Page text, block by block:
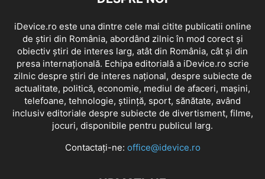
iDevice.ro este una dintre cele mai citite publicatii online
de știri din România, abordând zilnic în mod corect și
obiectiv știri de interes larg, atât din România, cât și din
presa internațională. Echipa editorială a iDevice.ro scrie
zilnic despre știri de interes național, despre subiecte de
actualitate, politică, economie, mediul de afaceri, mașini,
telefoane, tehnologie, știință, sport, sănătate, având
inclusiv editoriale despre subiecte de divertisment, filme,
jocuri, disponibile pentru publicul larg.
Contactați-ne: office@idevice.ro